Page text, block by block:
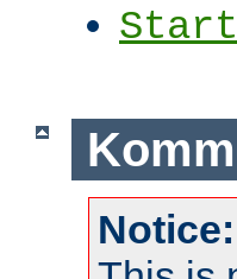
Notice: